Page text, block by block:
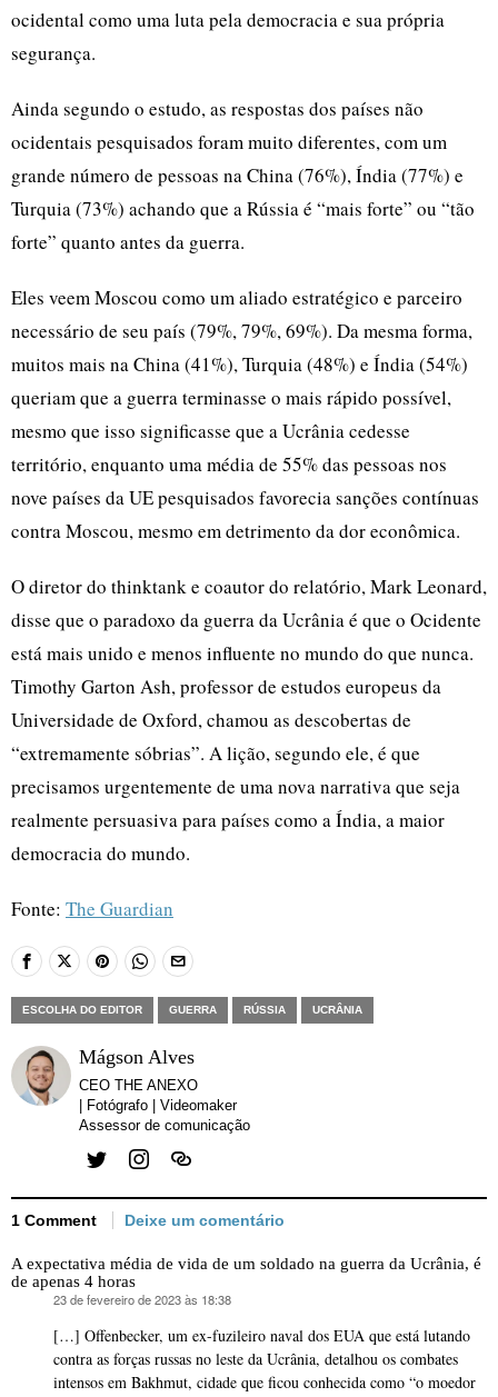
ocidental como uma luta pela democracia e sua própria
segurança.
Ainda segundo o estudo, as respostas dos países não
ocidentais pesquisados foram muito diferentes, com um
grande número de pessoas na China (76%), Índia (77%) e
Turquia (73%) achando que a Rússia é “mais forte” ou “tão
forte” quanto antes da guerra.
Eles veem Moscou como um aliado estratégico e parceiro
necessário de seu país (79%, 79%, 69%). Da mesma forma,
muitos mais na China (41%), Turquia (48%) e Índia (54%)
queriam que a guerra terminasse o mais rápido possível,
mesmo que isso significasse que a Ucrânia cedesse
território, enquanto uma média de 55% das pessoas nos
nove países da UE pesquisados favorecia sanções contínuas
contra Moscou, mesmo em detrimento da dor econômica.
O diretor do thinktank e coautor do relatório, Mark Leonard,
disse que o paradoxo da guerra da Ucrânia é que o Ocidente
está mais unido e menos influente no mundo do que nunca.
Timothy Garton Ash, professor de estudos europeus da
Universidade de Oxford, chamou as descobertas de
“extremamente sóbrias”. A lição, segundo ele, é que
precisamos urgentemente de uma nova narrativa que seja
realmente persuasiva para países como a Índia, a maior
democracia do mundo.
Fonte: The Guardian
ESCOLHA DO EDITOR GUERRA RÚSSIA UCRÂNIA
Mágson Alves
CEO THE ANEXO
| Fotógrafo | Videomaker
Assessor de comunicação
1 Comment Deixe um comentário
A expectativa média de vida de um soldado na guerra da Ucrânia, é
de apenas 4 horas
23 de fevereiro de 2023 às 18:38
[…] Offenbecker, um ex-fuzileiro naval dos EUA que está lutando
contra as forças russas no leste da Ucrânia, detalhou os combates
intensos em Bakhmut, cidade que ficou conhecida como “o moedor